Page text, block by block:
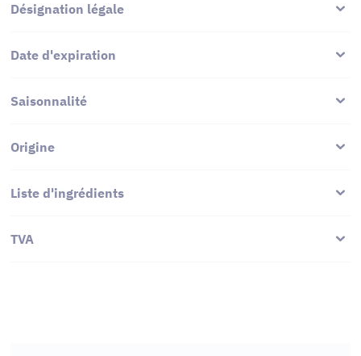
Désignation légale
Date d'expiration
Saisonnalité
Origine
Liste d'ingrédients
TVA